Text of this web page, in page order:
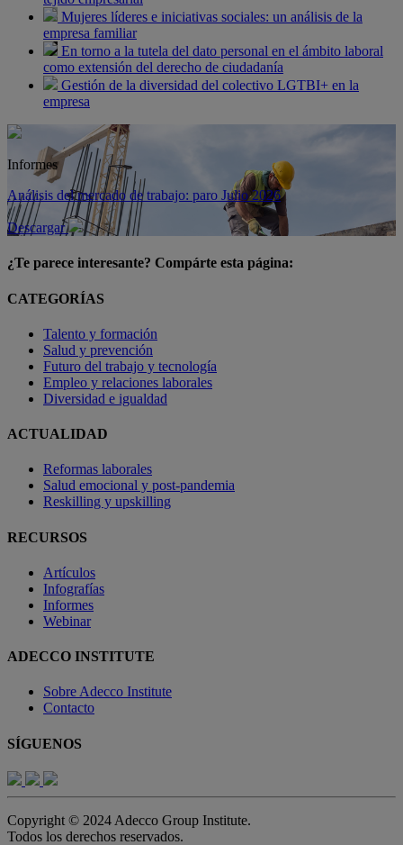
Mujeres líderes e iniciativas sociales: un análisis de la
empresa familiar
En torno a la tutela del dato personal en el ámbito laboral
como extensión del derecho de ciudadanía
Gestión de la diversidad del colectivo LGTBI+ en la
empresa
Informes
Análisis del mercado de trabajo: paro Julio 2026
Descargar
¿Te parece interesante? Compárte esta página:
CATEGORÍAS
Talento y formación
Salud y prevención
Futuro del trabajo y tecnología
Empleo y relaciones laborales
Diversidad e igualdad
ACTUALIDAD
Reformas laborales
Salud emocional y post-pandemia
Reskilling y upskilling
RECURSOS
Artículos
Infografías
Informes
Webinar
ADECCO INSTITUTE
Sobre Adecco Institute
Contacto
SÍGUENOS
Copyright © 2024 Adecco Group Institute.
Todos los derechos reservados.